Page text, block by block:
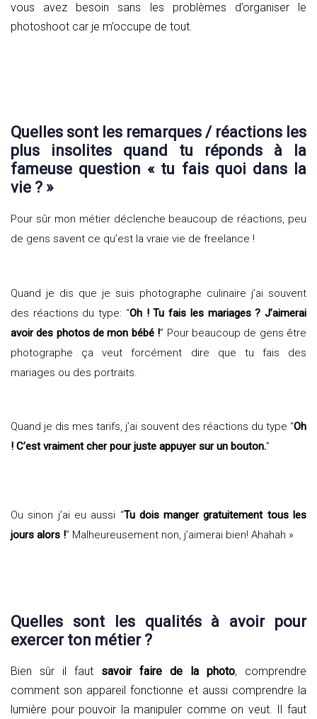
vous avez besoin sans les problèmes d’organiser le
photoshoot car je m’occupe de tout.
Quelles sont les remarques / réactions les
plus insolites quand tu réponds à la
fameuse question « tu fais quoi dans la
vie ? »
Pour sûr mon métier déclenche beaucoup de réactions, peu
de gens savent ce qu’est la vraie vie de freelance !
Quand je dis que je suis photographe culinaire j’ai souvent
des réactions du type: “Oh ! Tu fais les mariages ? J’aimerai
avoir des photos de mon bébé !” Pour beaucoup de gens être
photographe ça veut forcément dire que tu fais des
mariages ou des portraits.
Quand je dis mes tarifs, j’ai souvent des réactions du type “Oh
! C’est vraiment cher pour juste appuyer sur un bouton.”
Ou sinon j’ai eu aussi “Tu dois manger gratuitement tous les
jours alors !” Malheureusement non, j’aimerai bien! Ahahah »
Quelles sont les qualités à avoir pour
exercer ton métier ?
Bien sûr il faut savoir faire de la photo, comprendre
comment son appareil fonctionne et aussi comprendre la
lumière pour pouvoir la manipuler comme on veut. Il faut